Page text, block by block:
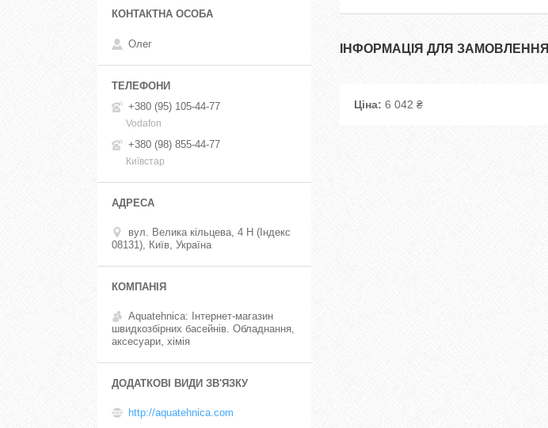
ІНФОРМАЦІЯ ДЛЯ ЗАМОВЛЕННЯ
Ціна: 6 042 ₴
Олег
+380 (95) 105-44-77
Vodafon
+380 (98) 855-44-77
Київстар
вул. Велика кільцева, 4 Н (Індекс
08131), Київ, Україна
Aquatehnica: Інтернет-магазин
швидкозбірних басейнів. Обладнання,
аксесуари, хімія
http://aquatehnica.com